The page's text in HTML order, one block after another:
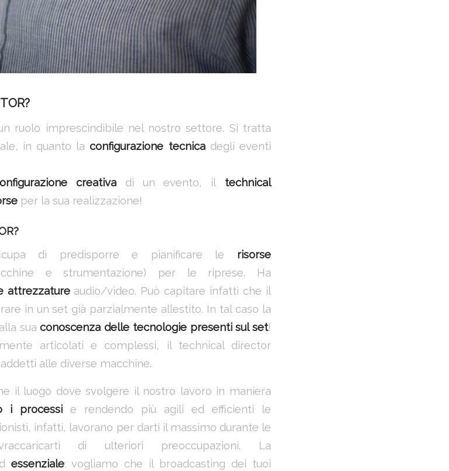
ruolo imprescindibile nel nostro settore. Si tratta
in quanto laconfigurazione tecnicadegli eventi
creativadi un evento, il technical
per la sua realizzazione!
di predisporre e pianificare le risorse
e strumentazione) per le riprese. Ha
attrezzatureaudio/video. Può capitare infatti che il
in un set già parzialmente allestito. In tal caso la
suaconoscenza delle tecnologie presenti sul set!
articolati e complessi, il technical director
alle diverse macchine.
il luogo dove svolgere il nostro lavoro in maniera
i processie rendendo più agili ed efficienti le
infatti, lavorano per darti il massimo durante le
di ulteriori preoccupazioni. La
essenziale: vogliamo che il broadcasting dei tuoi